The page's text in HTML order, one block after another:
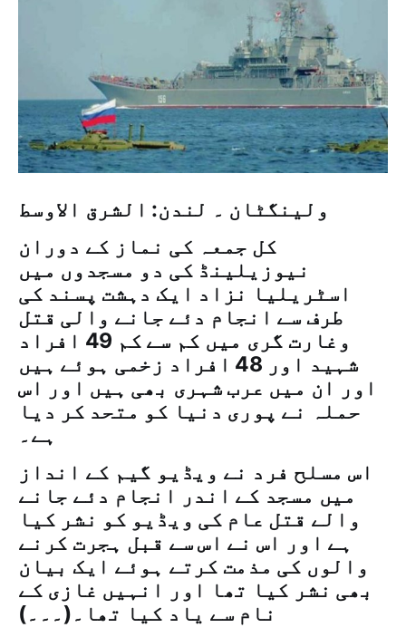
ولینگٹان ۔ لندن: الشرق الاوسط
کل جمعہ کی نماز کے دوران
نیوزیلینڈ کی دو مسجدوں میں
اسٹریلیا نزاد ایک دہشت پسند کی
طرف سے انجام دئے جانے والی قتل
وغارت گری میں کم سے کم 49 افراد
شہید اور 48 افراد زخمی ہوئے ہیں
اور ان میں عرب شہری بھی ہیں اور اس
حملہ نے پوری دنیا کو متحد کر دیا
ہے۔
اس مسلح فرد نے ویڈیو گیم کے انداز
میں مسجد کے اندر انجام دئے جانے
والے قتل عام کی ویڈیو کو نشر کیا
ہے اور اس نے اس سے قبل ہجرت کرنے
والوں کی مذمت کرتے ہوئے ایک بیان
بھی نشر کیا تھا اور انہیں غازی کے
نام سے یاد کیا تھا۔(۔۔۔)